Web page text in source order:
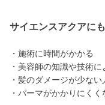
サイエンスアクアに
・施術に時間がかかる
・美容師の知識や技術
・髪のダメージが少な
・パーマがかかりにく